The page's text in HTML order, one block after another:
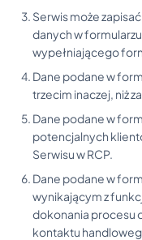
Serwis może
danych w
wypełniającego
Dane podane w
trzecim inaczej, niż
Dane podane w
potencjalnych
Serwisu w RCP.
Dane podane w
wynikającym z
dokonania procesu
kontaktu